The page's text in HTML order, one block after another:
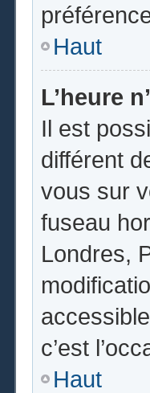
Haut
L’heure
Il est
différent
vous sur
fuseau
Londres,
c’est
Haut